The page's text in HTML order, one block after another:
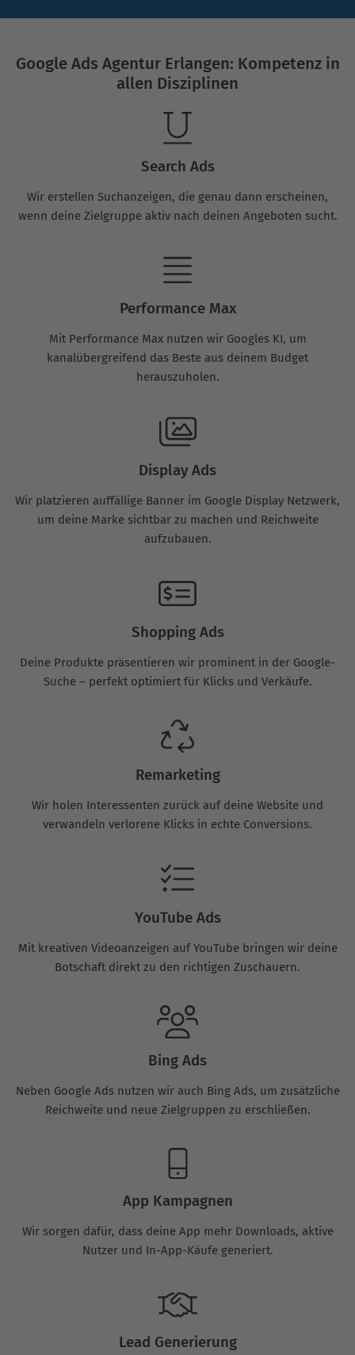
Google Ads Agentur Erlangen: Kompetenz in
allen Disziplinen
Search Ads
Wir erstellen Suchanzeigen, die genau dann erscheinen,
wenn deine Zielgruppe aktiv nach deinen Angeboten sucht.
Performance Max
Mit Performance Max nutzen wir Googles KI, um
kanalübergreifend das Beste aus deinem Budget
herauszuholen.
Display Ads
Wir platzieren auffällige Banner im Google Display Netzwerk,
um deine Marke sichtbar zu machen und Reichweite
aufzubauen.
Shopping Ads
Deine Produkte präsentieren wir prominent in der Google-
Suche – perfekt optimiert für Klicks und Verkäufe.
Remarketing
Wir holen Interessenten zurück auf deine Website und
verwandeln verlorene Klicks in echte Conversions.
YouTube Ads
Mit kreativen Videoanzeigen auf YouTube bringen wir deine
Botschaft direkt zu den richtigen Zuschauern.
Bing Ads
Neben Google Ads nutzen wir auch Bing Ads, um zusätzliche
Reichweite und neue Zielgruppen zu erschließen.
App Kampagnen
Wir sorgen dafür, dass deine App mehr Downloads, aktive
Nutzer und In-App-Käufe generiert.
Lead Generierung